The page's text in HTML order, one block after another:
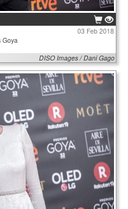
03 Feb 2018
Goya
DISO Images / Dani Gago